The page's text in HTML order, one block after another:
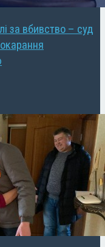
за вбивство – суд